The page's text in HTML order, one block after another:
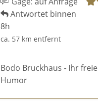
Antwortet binnen
8h
ca. 57 km entfernt
Bodo Bruckhaus - Ihr
Humor